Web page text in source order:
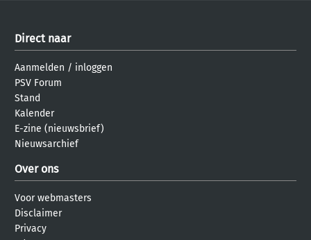
Direct naar
Aanmelden / inloggen
PSV Forum
Stand
Kalender
E-zine (nieuwsbrief)
Nieuwsarchief
Over ons
Voor webmasters
Disclaimer
Privacy